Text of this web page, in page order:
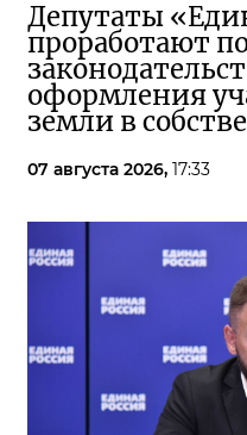
Депутаты
проработают
оформления
земли в
07 августа 2026, 17:33